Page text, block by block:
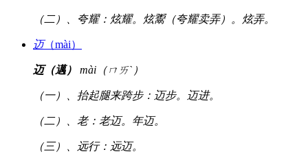
（二）、夸耀：炫耀。炫鬻（夸耀卖弄）。炫弄。
迈（mài）
迈（邁） mài（ㄇㄞˋ）
（一）、抬起腿来跨步：迈步。迈进。
（二）、老：老迈。年迈。
（三）、远行：远迈。